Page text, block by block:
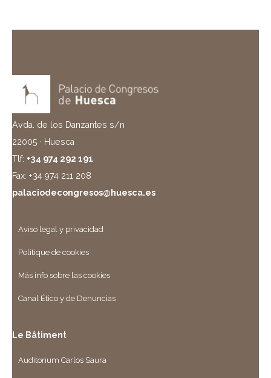
Avda. de los Danzantes s/n
22005 · Huesca
Tlf: +34 974 292 191
Fax: +34 974 211 208
palaciodecongresos@huesca.es
Aviso legal y privacidad
Politique de cookies
Más info sobre las cookies
Canal Ético y de Denuncias
Le Bâtiment
Auditorium Carlos Saura